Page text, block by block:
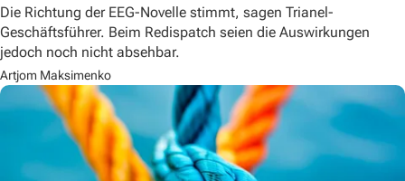
Die Richtung der EEG-Novelle stimmt, sagen Trianel-
Geschäftsführer. Beim Redispatch seien die Auswirkungen
jedoch noch nicht absehbar.
Artjom Maksimenko